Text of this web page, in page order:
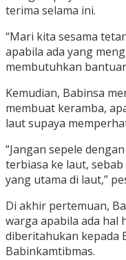
terima selama ini.
“Mari kita sesama
apabila ada yang
membutuhkan
Kemudian, Babinsa
membuat keramba,
laut supaya
“Jangan sepele
terbiasa ke laut,
yang utama di laut,”
Di akhir pertemuan,
warga apabila ada hal
diberitahukan kepada
Babinkamtibmas.